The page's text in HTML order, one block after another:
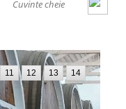
11 12 13 14